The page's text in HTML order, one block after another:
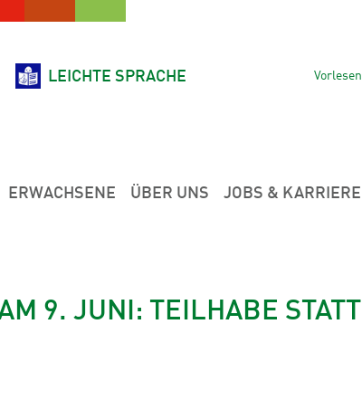
LEICHTE SPRACHE Vorlesen
ERWACHSENE ÜBER UNS JOBS & KARRIERE
9. JUNI: TEILHABE STATT